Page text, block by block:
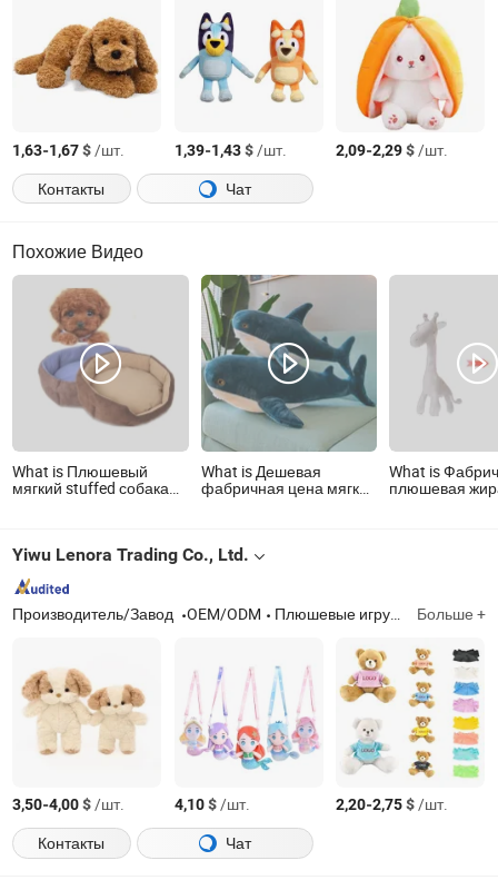
1,63-1,67$/шт. 1,39-1,43$/шт. 2,09-2,29$/шт.
Контакты
Чат
Похожие Видео
What is Плюшевый
мягкий stuffed собака
What is Дешевая
фабричная цена мягкой
What is
плюшевая
Yiwu Lenora Trading Co., Ltd.
Производитель/Завод OEM/ODM Плюшевые игрушки Больше +
3,50-4,00$/шт. 4,10$/шт. 2,20-2,75$/шт.
Контакты
Чат